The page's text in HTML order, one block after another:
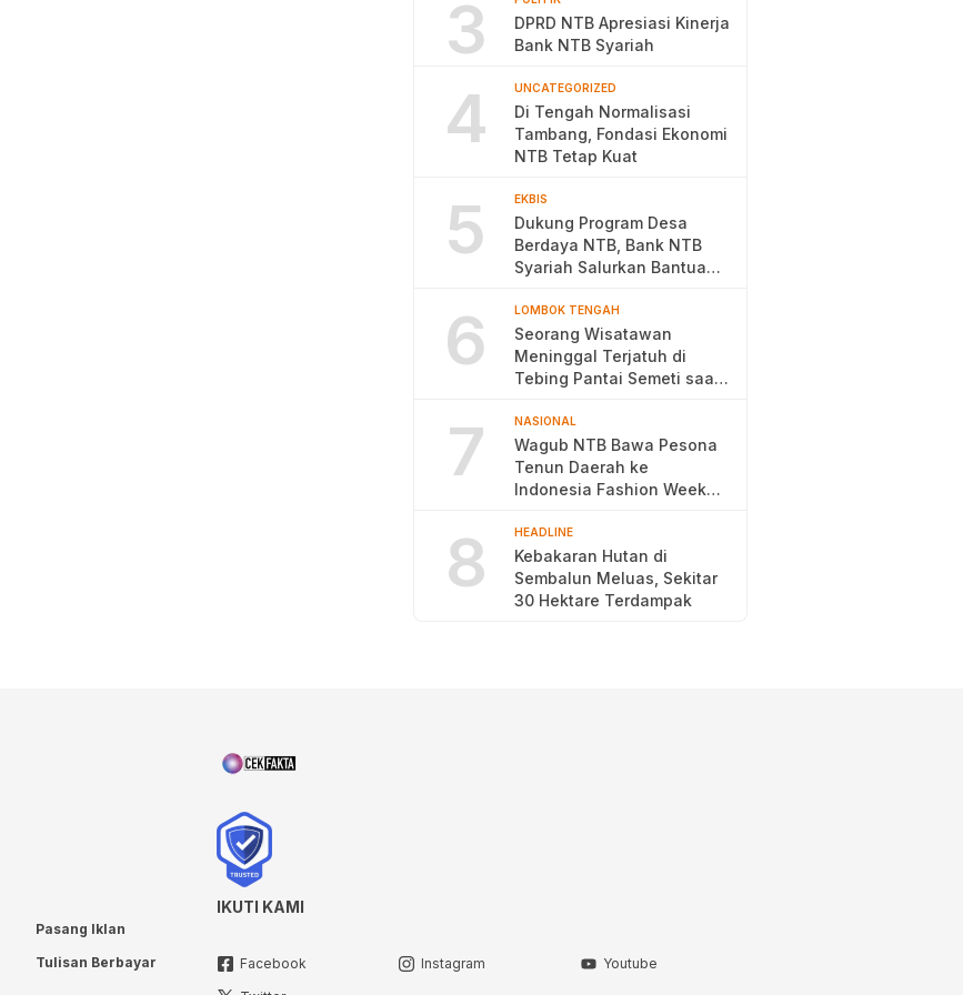
3
DPRD NTB Apresiasi Kinerja
Bank NTB Syariah
4 UNCATEGORIZED
Di Tengah Normalisasi
Tambang, Fondasi Ekonomi
NTB Tetap Kuat
5 EKBIS
Dukung Program Desa
Berdaya NTB, Bank NTB
Syariah Salurkan Bantuan
6 LOMBOK TENGAH
Seorang Wisatawan
Meninggal Terjatuh di
Tebing Pantai Semeti saat
7 NASIONAL
Wagub NTB Bawa Pesona
Tenun Daerah ke
Indonesia Fashion Week
8 HEADLINE
Kebakaran Hutan di
Sembalun Meluas, Sekitar
30 Hektare Terdampak
Pasang Iklan
Tulisan Berbayar
IKUTI KAMI
Facebook Instagram
Youtube